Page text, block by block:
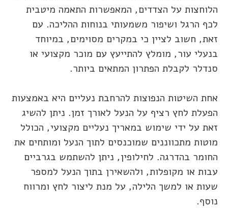
הלוחצות על הצדדים, המאפשרות התאמה מיטבית
לכף הרגל ושיפור משמעותי בנוחות ההליכה. עם
זאת, חשוב לציין כי במקרים מסוימים, במיוחד
בנעלי עור, מומלץ להתייעץ עם מוכר מקצועי או
סנדלר לקבלת הפתרון המתאים ביותר.
אחת השיטות הנפוצות להרחבת נעליים היא באמצעות
הפעלת לחץ רציף על הנעל לאורך זמן. ניתן להשיג
זאת על ידי שימוש במאריך נעליים מקצועי, הכולל
מוטות מתכווננים שמוכנסים לתוך הנעל ומותחים את
החומר בהדרגה. לחילופין, ניתן להשתמש בגרביים
עבות או מקופלות, ולהשאירן בתוך הנעל למספר
שעות או למשך הלילה, על מנת ליצור לחץ ומרווח
נוסף.